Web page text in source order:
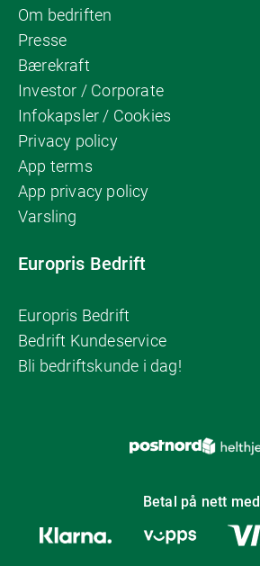
Om bedriften
Presse
Bærekraft
Investor / Corporate
Infokapsler / Cookies
Privacy policy
App terms
App privacy policy
Varsling
Europris Bedrift
Europris Bedrift
Bedrift Kundeservice
Bli bedriftskunde i dag!
Betal på nett med